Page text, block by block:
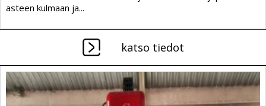
asteen kulmaan ja...
katso tiedot